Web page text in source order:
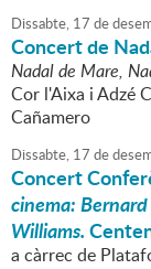
Dissabte, 17 de
Concert de
Nadal de Mare,
Cor l'Aixa i Adzé
Cañamero
Dissabte, 17 de
Concert
cinema:
Williams.
a càrrec de